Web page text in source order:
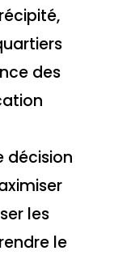
des
décision
les
le